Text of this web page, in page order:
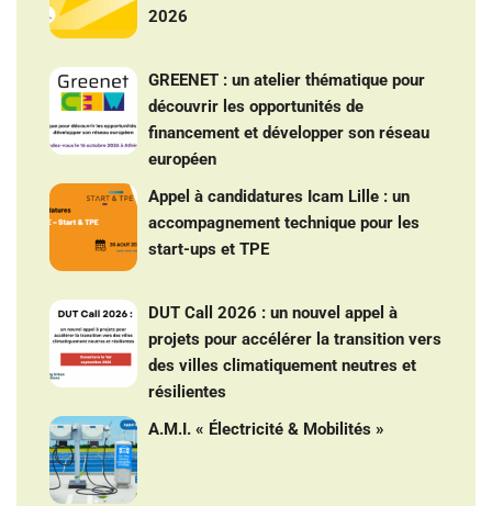
2026
GREENET : un atelier thématique pour
découvrir les opportunités de
financement et développer son réseau
européen
Appel à candidatures Icam Lille : un
accompagnement technique pour les
start-ups et TPE
DUT Call 2026 : un nouvel appel à
projets pour accélérer la transition vers
des villes climatiquement neutres et
résilientes
A.M.I. « Électricité & Mobilités »